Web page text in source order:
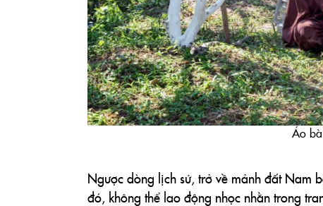
Áo
Ngược dòng lịch sử, trở về mảnh đất Nam
đó, không thể lao động nhọc nhằn trong